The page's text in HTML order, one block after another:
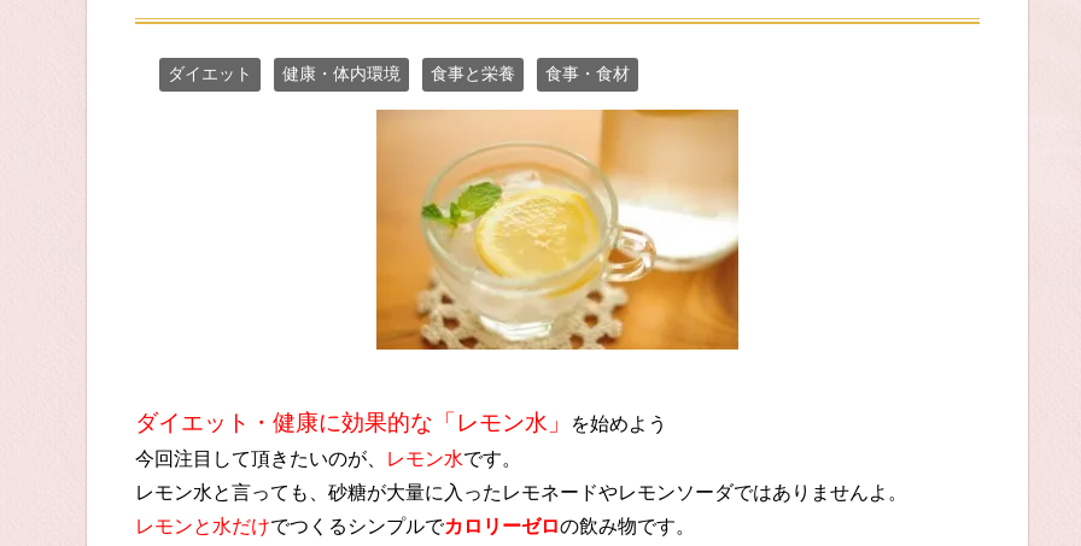
ダイエット 健康・体内環境 食事と栄養 食事・食材
ダイエット・健康に効果的な「レモン水」
を始めよう
今回注目して頂きたいのが、
レモン水です。
レモン水と言っても、砂糖が大量に入ったレモネードやレモンソーダではありませんよ。
レモンと水だけでつくるシンプルでカロリーゼロの飲み物です。